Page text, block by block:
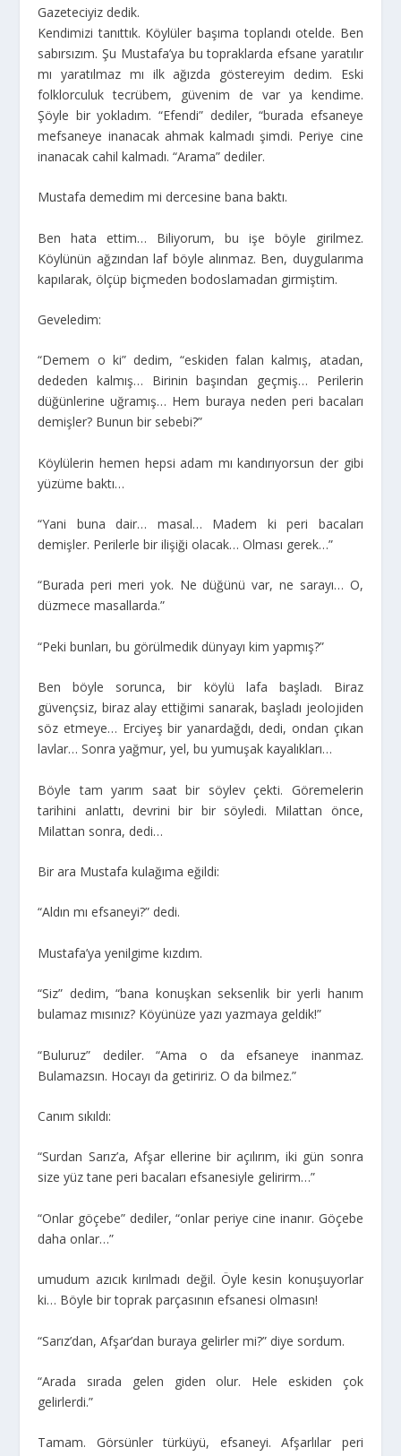
Gazeteciyiz dedik.
Kendimizi tanıttık. Köylüler başıma toplandı otelde. Ben
sabırsızım. Şu Mustafa’ya bu topraklarda efsane yaratılır
mı yaratılmaz mı ilk ağızda göstereyim dedim. Eski
folklorculuk tecrübem, güvenim de var ya kendime.
Şöyle bir yokladım. “Efendi” dediler, “burada efsaneye
mefsaneye inanacak ahmak kalmadı şimdi. Periye cine
inanacak cahil kalmadı. “Arama” dediler.
Mustafa demedim mi dercesine bana baktı.
Ben hata ettim… Biliyorum, bu işe böyle girilmez.
Köylünün ağzından laf böyle alınmaz. Ben, duygularıma
kapılarak, ölçüp biçmeden bodoslamadan girmiştim.
Geveledim:
“Demem o ki” dedim, “eskiden falan kalmış, atadan,
dededen kalmış… Birinin başından geçmiş… Perilerin
düğünlerine uğramış… Hem buraya neden peri bacaları
demişler? Bunun bir sebebi?”
Köylülerin hemen hepsi adam mı kandırıyorsun der gibi
yüzüme baktı…
“Yani buna dair… masal… Madem ki peri bacaları
demişler. Perilerle bir ilişiği olacak… Olması gerek…”
“Burada peri meri yok. Ne düğünü var, ne sarayı… O,
düzmece masallarda.”
“Peki bunları, bu görülmedik dünyayı kim yapmış?”
Ben böyle sorunca, bir köylü lafa başladı. Biraz
güvençsiz, biraz alay ettiğimi sanarak, başladı jeolojiden
söz etmeye… Erciyeş bir yanardağdı, dedi, ondan çıkan
lavlar… Sonra yağmur, yel, bu yumuşak kayalıkları…
Böyle tam yarım saat bir söylev çekti. Göremelerin
tarihini anlattı, devrini bir bir söyledi. Milattan önce,
Milattan sonra, dedi…
Bir ara Mustafa kulağıma eğildi:
“Aldın mı efsaneyi?” dedi.
Mustafa’ya yenilgime kızdım.
“Siz” dedim, “bana konuşkan seksenlik bir yerli hanım
bulamaz mısınız? Köyünüze yazı yazmaya geldik!”
“Buluruz” dediler. “Ama o da efsaneye inanmaz.
Bulamazsın. Hocayı da getiririz. O da bilmez.”
Canım sıkıldı:
“Surdan Sarız’a, Afşar ellerine bir açılırım, iki gün sonra
size yüz tane peri bacaları efsanesiyle gelirirm…”
“Onlar göçebe” dediler, “onlar periye cine inanır. Göçebe
daha onlar…”
umudum azıcık kırılmadı değil. Öyle kesin konuşuyorlar
ki… Böyle bir toprak parçasının efsanesi olmasın!
“Sarız’dan, Afşar’dan buraya gelirler mi?” diye sordum.
“Arada sırada gelen giden olur. Hele eskiden çok
gelirlerdi.”
Tamam. Görsünler türküyü, efsaneyi. Afşarlılar peri